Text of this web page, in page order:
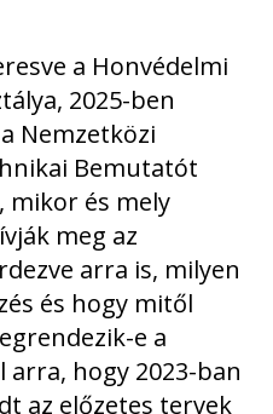
a Honvédelmi
2025-ben
Nemzetközi
Bemutatót
mikor és mely
meg az
arra is, milyen
és hogy mitől
e a
hogy 2023-ban
az előzetes tervek